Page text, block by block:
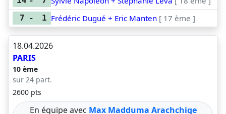
7 - 1 Frédéric Dugué + Eric Manten [ 17 ème ]
18.04.2026
PARIS
10 ème
sur 24 part.
2600 pts
En équipe avec Max Madduma Arachchige